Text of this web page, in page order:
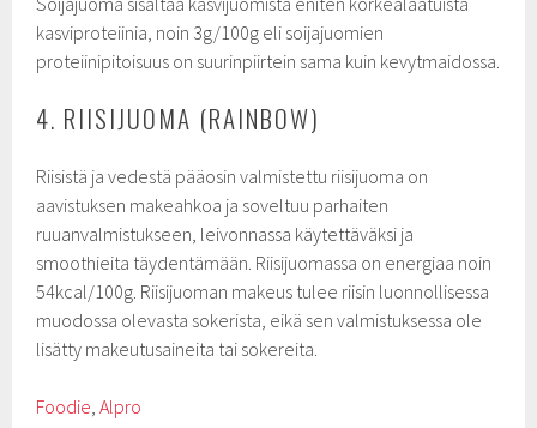
kasviproteiinia, noin 3g/100g eli soijajuomien
proteiinipitoisuus on suurinpiirtein sama kuin kevytmaidossa.
4. RIISIJUOMA (RAINBOW)
Riisistä ja vedestä pääosin valmistettu riisijuoma on
aavistuksen makeahkoa ja soveltuu parhaiten
ruuanvalmistukseen, leivonnassa käytettäväksi ja
smoothieita täydentämään. Riisijuomassa on energiaa noin
54kcal/100g. Riisijuoman makeus tulee riisin luonnollisessa
muodossa olevasta sokerista, eikä sen valmistuksessa ole
lisätty makeutusaineita tai sokereita.
Foodie,Alpro